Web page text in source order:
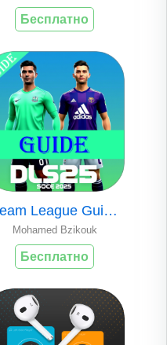
Бесплатно
Dream League Guide..
Mohamed Bzikouk
Бесплатно